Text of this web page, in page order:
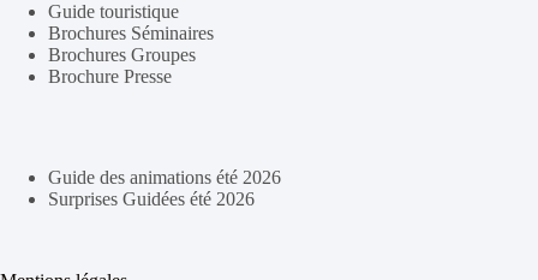
Guide touristique
Brochures Séminaires
Brochures Groupes
Brochure Presse
Guide des animations été 2026
Surprises Guidées été 2026